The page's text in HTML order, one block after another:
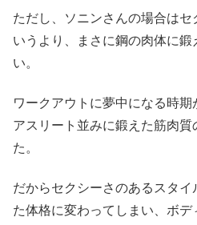
ただし、ソニンさんの場合はセ
いうより、まさに鋼の肉体に
い。
ワークアウトに夢中になる時
アスリート並みに鍛えた筋肉
た。
だからセクシーさのあるスタ
た体格に変わってしまい、ボデ